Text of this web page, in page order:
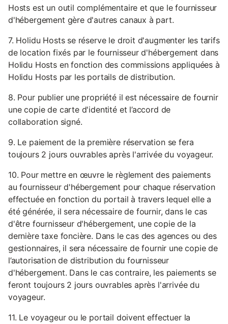
Hosts est un outil complémentaire et que le fournisseur
d'hébergement gère d'autres canaux à part.
7. Holidu Hosts se réserve le droit d'augmenter les tarifs
de location fixés par le fournisseur d'hébergement dans
Holidu Hosts en fonction des commissions appliquées à
Holidu Hosts par les portails de distribution.
8. Pour publier une propriété il est nécessaire de fournir
une copie de carte d'identité et l’accord de
collaboration signé.
9. Le paiement de la première réservation se fera
toujours 2 jours ouvrables après l'arrivée du voyageur.
10. Pour mettre en œuvre le règlement des paiements
au fournisseur d'hébergement pour chaque réservation
effectuée en fonction du portail à travers lequel elle a
été générée, il sera nécessaire de fournir, dans le cas
d'être fournisseur d'hébergement, une copie de la
dernière taxe foncière. Dans le cas des agences ou des
gestionnaires, il sera nécessaire de fournir une copie de
l’autorisation de distribution du fournisseur
d'hébergement. Dans le cas contraire, les paiements se
feront toujours 2 jours ouvrables après l'arrivée du
voyageur.
11. Le voyageur ou le portail doivent effectuer la